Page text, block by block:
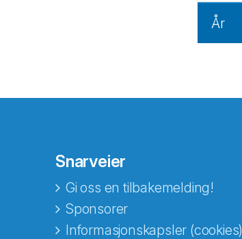
År
Snarveier
Gi oss en tilbakemelding!
Sponsorer
Informasjonskapsler (cookies)